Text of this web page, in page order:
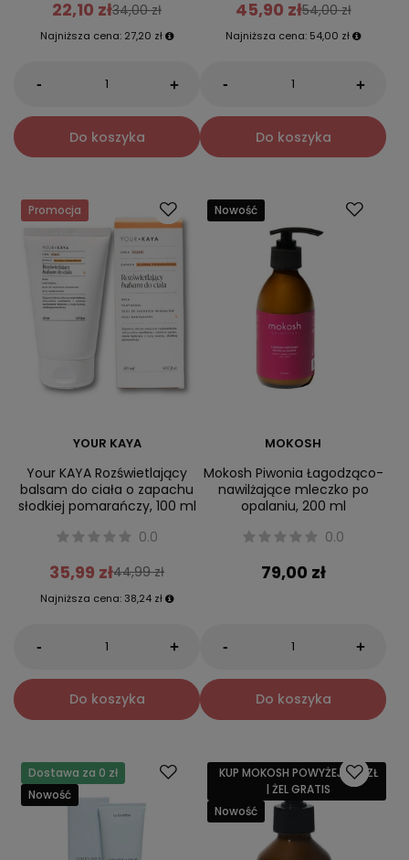
22,10 zł34,00 zł
Najniższa cena: 27,20 zł
- +
Do koszyka
45,90 zł54,00 zł
Najniższa cena: 54,00 zł
- +
Do koszyka
Promocja
YOUR KAYA
Your KAYA Rozświetlający
balsam do ciała o zapachu
słodkiej pomarańczy, 100 ml
0.0
35,99 zł44,99 zł
Najniższa cena: 38,24 zł
- +
Do koszyka
Nowość
MOKOSH
Mokosh Piwonia Łagodząco-
nawilżające mleczko po
opalaniu, 200 ml
0.0
79,00 zł
- +
Do koszyka
Dostawa za 0 zł
Nowość
KUP MOKOSH POWYŻEJ 159 ZŁ
| ŻEL GRATIS
Nowość